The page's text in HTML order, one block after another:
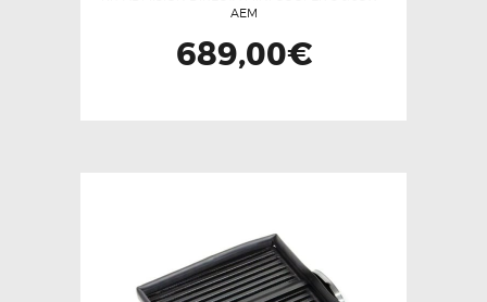
AEM
689,00€
Las
opciones